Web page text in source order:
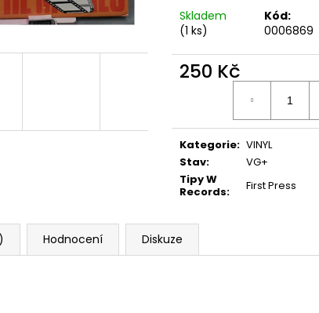
Skladem
(1 ks)
Kód:
0006869
250 Kč
Kategorie: VINYL
Stav:
VG+
Tipy W
Records: First Press
Hodnocení Diskuze
Q ‎– PINK FLOYD – THE PIPER AT THE GATES
OF DAWN CD